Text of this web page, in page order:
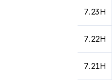
7.23H
7.22H
7.21H